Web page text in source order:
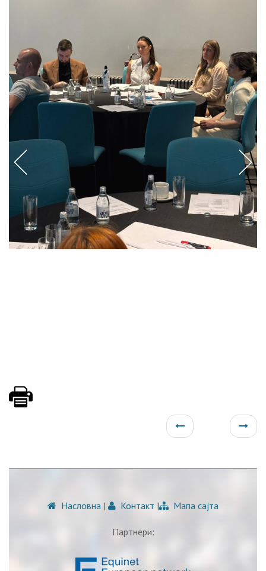
Насловна | Контакт | Мапа сајта
Партнери: